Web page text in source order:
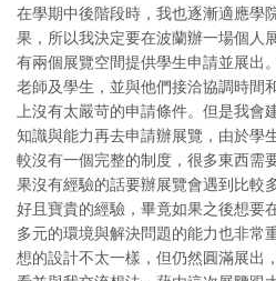
在學期中後階段時，我也逐漸適應學
果，所以我決定要在波蘭辦一場個人
有兩個展覽空間提供學生申請並展出
老師及學生，並與他們接洽協調時間
上沒有太嚴苛的申請條件。但是我會
知識與能力再去申請辦展覽，由於學
較沒有一個完整的制度，很多東西需
果沒有經驗的話要辦展覽會遇到比較
好且寶貴的經驗，畢竟如果之後想要
多元的環境與解決問題的能力也非常
想的設計不太一樣，但仍然圓滿展出